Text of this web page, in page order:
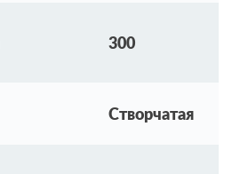
300
Створчатая